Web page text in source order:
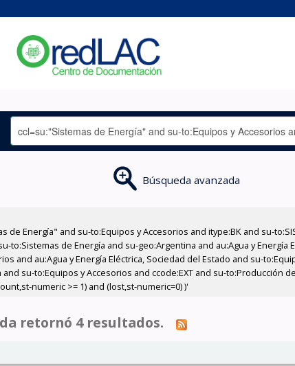
Búsqueda avanzada
Energía" and su-to:Equipos y Accesorios and itype:BK and su-
to:Sistemas de Energía and su-geo:Argentina and au:Agua y Energía
and au:Agua y Energía Eléctrica, Sociedad del Estado and su-
su-to:Equipos y Accesorios and ccode:EXT and su-to:Producción
numeric >= 1) and (lost,st-numeric=0) )'
retornó 4 resultados.